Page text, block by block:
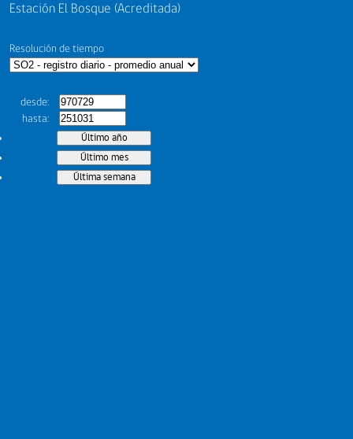
Estación El Bosque (Acreditada)
Resolución de tiempo
desde
hasta